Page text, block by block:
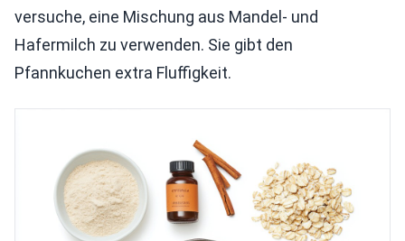
versuche, eine Mischung aus Mandel- und
Hafermilch zu verwenden. Sie gibt den
Pfannkuchen extra Fluffigkeit.